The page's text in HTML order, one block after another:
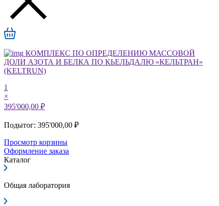
КОМПЛЕКС ПО ОПРЕДЕЛЕНИЮ МАССОВОЙ
ДОЛИ АЗОТА И БЕЛКА ПО КЬЕЛЬДАЛЮ «КЕЛЬТРАН»
(KELTRUN)
1
×
395'000,00 ₽
Подытог: 395'000,00 ₽
Просмотр корзины
Оформление заказа
Каталог
Общая лаборатория